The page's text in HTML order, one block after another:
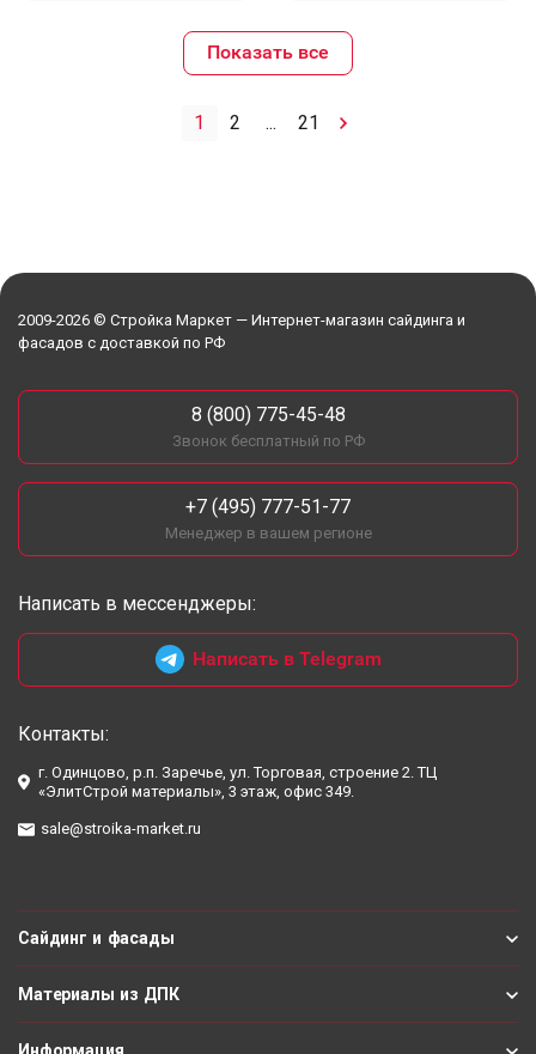
Показать все
1 2 ... 21
2009-2026 © Стройка Маркет — Интернет-магазин сайдинга и
фасадов с доставкой по РФ
8 (800) 775-45-48
Звонок бесплатный по РФ
+7 (495) 777-51-77
Менеджер в вашем регионе
Написать в мессенджеры:
Написать в Telegram
Контакты:
г. Одинцово, р.п. Заречье, ул. Торговая, строение 2. ТЦ
«ЭлитСтрой материалы», 3 этаж, офис 349.
sale@stroika-market.ru
Сайдинг и фасады
Материалы из ДПК